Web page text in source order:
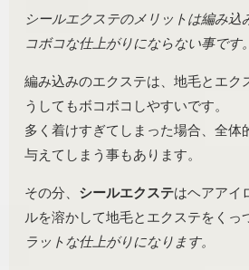
シールエクステのメリットは編み込
コボコな仕上がりにならない事です。
編み込みのエクステは、地毛とエク
うしてもボコボコしやすいです。
多く着けすぎてしまった場合、全体
与えてしまう事もあります。
その分、 シールエクステはヘアアイ
ルを溶かして地毛とエクステをくっ
ラットな仕上がりになります。